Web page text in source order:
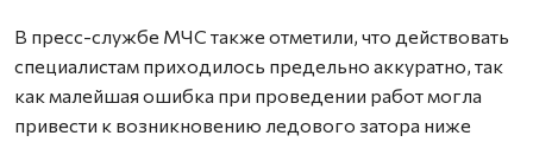
В пресс-службе МЧС также отметили, что действовать
специалистам приходилось предельно аккуратно, так
как малейшая ошибка при проведении работ могла
привести к возникновению ледового затора ниже